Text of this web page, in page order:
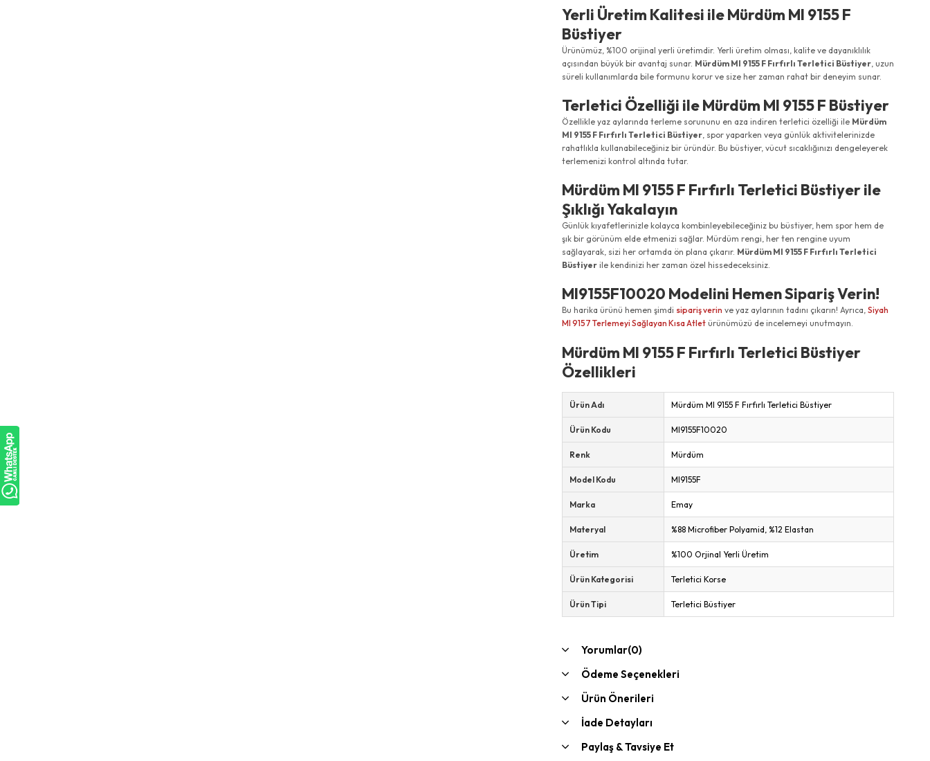
Yerli Üretim Kalitesi ile Mürdüm MI 9155 F
Büstiyer
Ürünümüz, %100 orijinal yerli üretimdir. Yerli üretim olması, kalite ve dayanıklılık
açısından büyük bir avantaj sunar. Mürdüm MI 9155 F Fırfırlı Terletici Büstiyer , uzun
süreli kullanımlarda bile formunu korur ve size her zaman rahat bir deneyim sunar.
Terletici Özelliği ile Mürdüm MI 9155 F Büstiyer
Özellikle yaz aylarında terleme sorununu en aza indiren terletici özelliği ile Mürdüm
MI 9155 F Fırfırlı Terletici Büstiyer , spor yaparken veya günlük aktivitelerinizde
rahatlıkla kullanabileceğiniz bir üründür. Bu büstiyer, vücut sıcaklığınızı dengeleyerek
terlemenizi kontrol altında tutar.
Mürdüm MI 9155 F Fırfırlı Terletici Büstiyer ile
Şıklığı Yakalayın
Günlük kıyafetlerinizle kolayca kombinleyebileceğiniz bu büstiyer, hem spor hem de
şık bir görünüm elde etmenizi sağlar. Mürdüm rengi, her ten rengine uyum
sağlayarak, sizi her ortamda ön plana çıkarır. Mürdüm MI 9155 F Fırfırlı Terletici
Büstiyer ile kendinizi her zaman özel hissedeceksiniz.
MI9155F10020 Modelini Hemen Sipariş Verin!
Bu harika ürünü hemen şimdi sipariş verin ve yaz aylarının tadını çıkarın! Ayrıca, Siyah
MI 9157 Terlemeyi Sağlayan Kısa Atlet ürünümüzü de incelemeyi unutmayın.
Mürdüm MI 9155 F Fırfırlı Terletici Büstiyer
Özellikleri
Ürün Adı Mürdüm MI 9155 F Fırfırlı Terletici Büstiyer
Ürün Kodu MI9155F10020
Renk Mürdüm
Model Kodu MI9155F
Marka Emay
Materyal %88 Microfiber Polyamid, %12 Elastan
Üretim %100 Orjinal Yerli Üretim
Ürün Kategorisi Terletici Korse
Ürün Tipi Terletici Büstiyer
Yorumlar(0)
Ödeme Seçenekleri
Ürün Önerileri
İade Detayları
Paylaş & Tavsiye Et